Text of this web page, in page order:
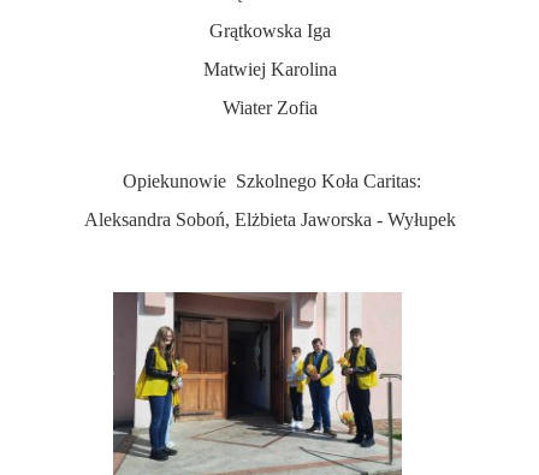
Grątkowska Iga
Matwiej Karolina
Wiater Zofia
Opiekunowie Szkolnego Koła Caritas:
Aleksandra Soboń, Elżbieta Jaworska - Wyłupek